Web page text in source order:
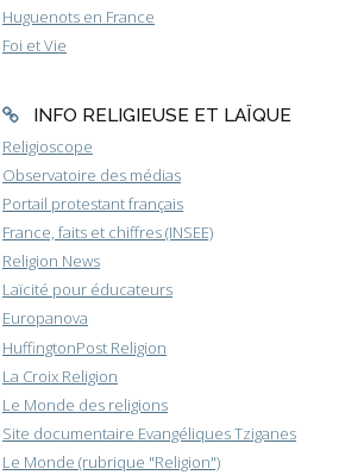
Huguenots en France
Foi et Vie
INFO RELIGIEUSE ET LAÏQUE
Religioscope
Observatoire des médias
Portail protestant français
France, faits et chiffres (INSEE)
Religion News
Laïcité pour éducateurs
Europanova
HuffingtonPost Religion
La Croix Religion
Le Monde des religions
Site documentaire Evangéliques Tziganes
Le Monde (rubrique "Religion")